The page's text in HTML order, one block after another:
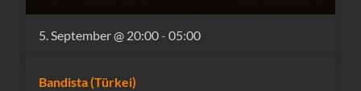
5. September @ 20:00-05:00
Bandista (Türkei)